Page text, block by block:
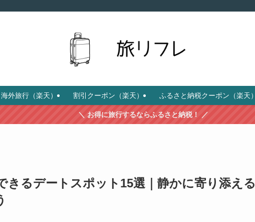
海外旅行（楽天） 割引クーポン（楽天） ふるさと納税クーポン（楽天）
＼ お得に旅行するならふるさと納税！ ／
きるデートスポット15選｜静かに寄り添える